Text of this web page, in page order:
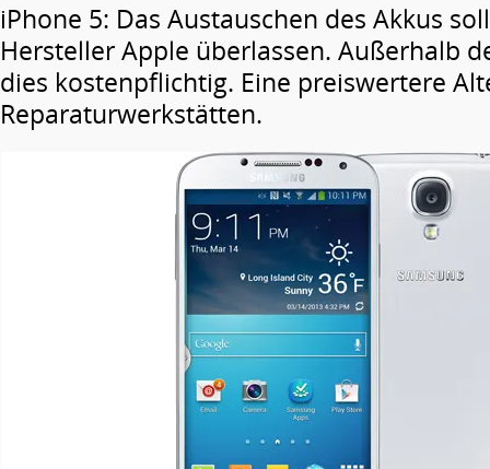
iPhone 5: Das Austauschen des Akkus
Hersteller Apple überlassen. Außerhalb
dies kostenpflichtig. Eine preiswertere
Reparaturwerkstätten.